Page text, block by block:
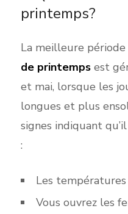
printemps?
La meilleure
de printempsest
et mai, lorsque les
longues et plus
signes indiquant
:
Les températures
Vous ouvrez les